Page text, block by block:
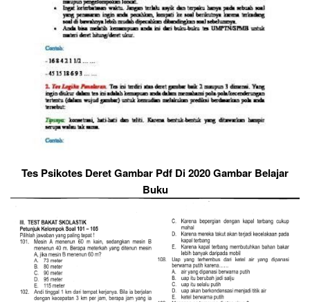
Tes Psikotes Deret Gambar Pdf Di 2020 Gambar Belajar
Buku